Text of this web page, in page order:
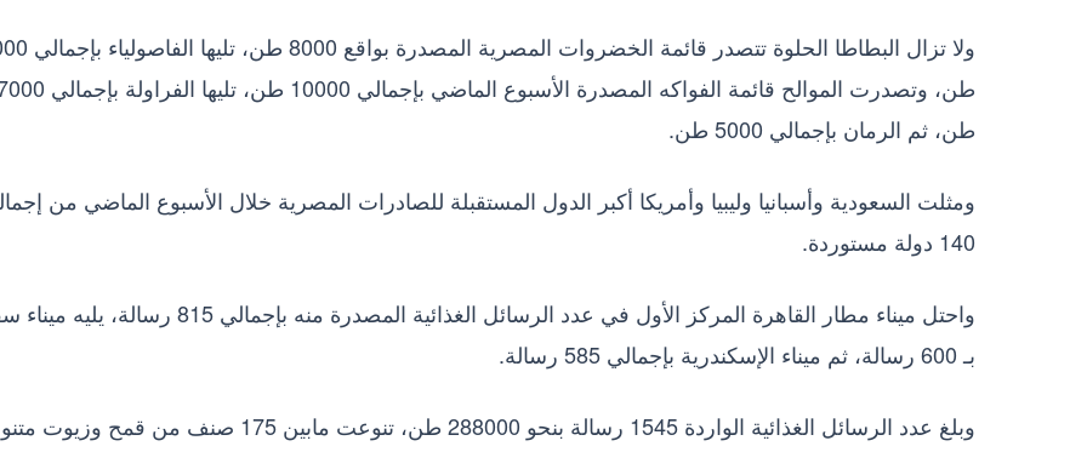
ولا تزال البطاطا الحلوة تتصدر قائمة الخضروات
طن، وتصدرت الموالح قائمة الفواكه المصدرة الأسبوع الماضي بإجمالي 10000 طن، تليها
طن، ثم الرمان بإجمالي 5000 طن.
ومثلت السعودية وأسبانيا وليبيا وأمريكا أكبر الدول المستقبلة للصادرات المصرية خلال الأسبوع الماضي من
140 دولة مستوردة.
واحتل ميناء مطار القاهرة المركز الأول في عدد الرسائل الغذائية المصدرة منه بإجمالي 815
بـ 600 رسالة، ثم ميناء الإسكندرية بإجمالي 585 رسالة.
وبلغ عدد الرسائل الغذائية الواردة 1545 رسالة بنحو 288000 طن، تنوعت مابين 175 صنف من قمح